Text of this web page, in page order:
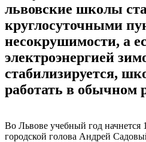
львовские школы
круглосуточными
несокрушимости, а
электроэнергией
стабилизируется,
работать в обычном
Во Львове учебный год начнется
городской голова Андрей